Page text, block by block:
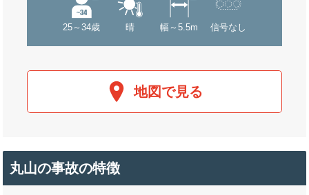
25～34歳 晴 幅～5.5m 信号なし
地図で見る
丸山の事故の特徴